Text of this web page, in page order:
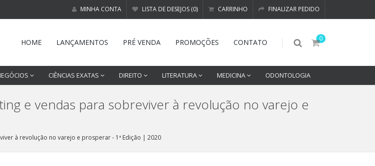
MINHA CONTA LISTA DE DESEJOS (0) CARRINHO FINALIZAR PEDIDO
0
HOME LANÇAMENTOS PRÉ VENDA PROMOÇÕES CONTATO
CIÊNCIAS EXATAS DIREITO LITERATURA MEDICINA ODONTOLOGIA
e vendas para sobreviver à revolução no varejo e
à revolução no varejo e prosperar - 1ª Edição | 2020